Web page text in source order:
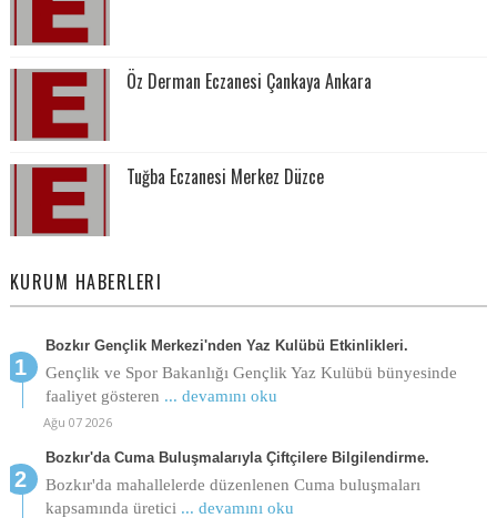
Öz Derman Eczanesi Çankaya Ankara
Tuğba Eczanesi Merkez Düzce
KURUM HABERLERI
Bozkır Gençlik Merkezi'nden Yaz Kulübü Etkinlikleri.
Gençlik ve Spor Bakanlığı Gençlik Yaz Kulübü bünyesinde
faaliyet gösteren ... devamını oku
Ağu 07 2026
Bozkır'da Cuma Buluşmalarıyla Çiftçilere Bilgilendirme.
Bozkır'da mahallelerde düzenlenen Cuma buluşmaları
kapsamında üretici ... devamını oku